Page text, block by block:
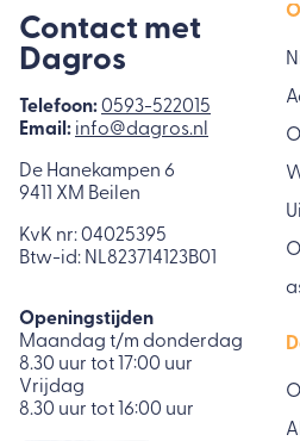
Contact met
Dagros
Telefoon:0593-522015
Email: info@dagros.nl
De Hanekampen 6
9411 XM Beilen
KvK nr: 04025395
Btw-id: NL823714123B01
Openingstijden
Maandag t/m donderdag
8.30 uur tot 17:00 uur
Vrijdag
8.30 uur tot 16:00 uur